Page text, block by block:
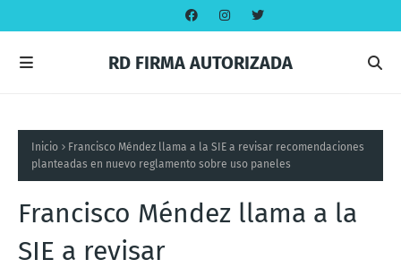
RD FIRMA AUTORIZADA
Inicio
Francisco Méndez llama a la SIE a revisar recomendaciones
planteadas en nuevo reglamento sobre uso paneles
Francisco Méndez llama a la
SIE a revisar